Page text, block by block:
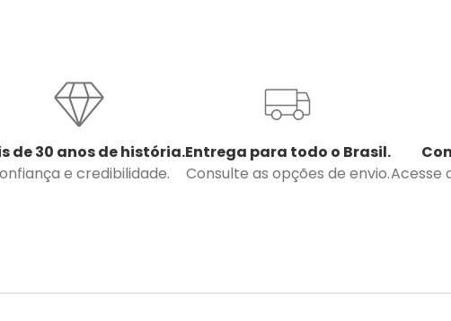
de 30 anos de história.
e credibilidade.
Entrega para todo o Brasil.
Consulte as opções de envio.Acesse